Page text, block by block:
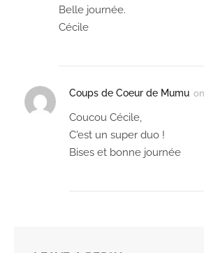
Belle journée.
Cécile
Coups de Coeur de Mumu on
Coucou Cécile,
C'est un super duo !
Bises et bonne journée